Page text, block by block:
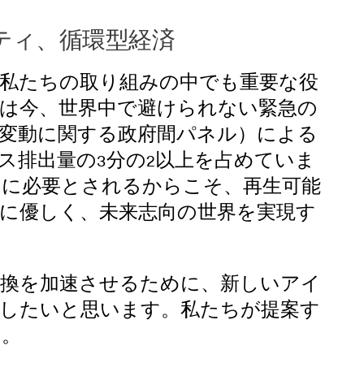
ィ、循環型経済
たちの取り組みの中でも重要な役
今、世界中で避けられない緊急の
変動に関する政府間パネル）による
排出量の3分の2以上を占めていま
必要とされるからこそ、再生可能
優しく、未来志向の世界を実現す
を加速させるために、新しいアイ
たいと思います。私たちが提案す